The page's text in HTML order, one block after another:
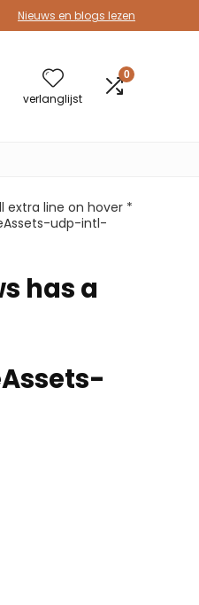
Nieuws en blogs lezen
verlanglijst
0
extra line on hover *
udp-intl-
has a